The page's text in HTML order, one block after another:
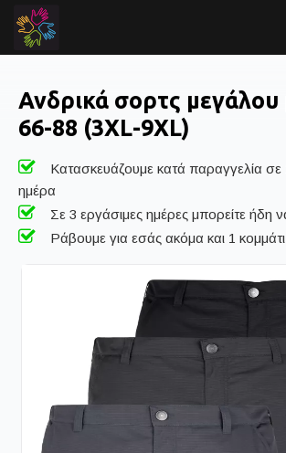
Ανδρικά σορτς μεγάλου
66-88 (3XL-9XL)
Κατασκευάζουμε κατά παραγγελία σε
ημέρα
Σε 3 εργάσιμες ημέρες μπορείτε ήδη
Ράβουμε για εσάς ακόμα και 1 κομμάτι